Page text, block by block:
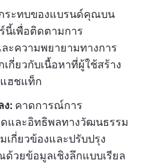
ระทบของแบรนด์คุณบน
นี้เพื่อติดตามการ
ะความพยายามทางการ
กี่ยวกับเนื้อหาที่ผู้ใช้สร้าง
ฮชแท็ก
ง: คาดการณ์การ
และอิทธิพลทางวัฒนธรรม
เกี่ยวข้องและปรับปรุง
วยข้อมูลเชิงลึกแบบเรียล